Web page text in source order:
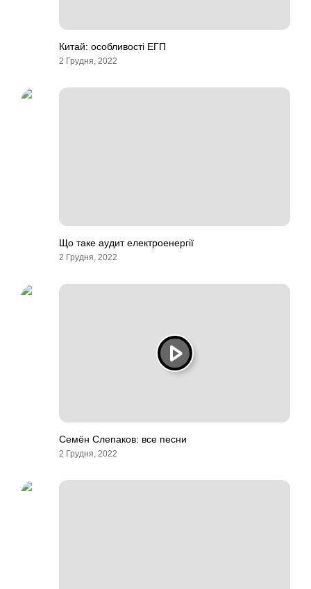
Китай: особливості ЕГП
2 Грудня, 2022
Що таке аудит електроенергії
2 Грудня, 2022
Семён Слепаков: все песни
2 Грудня, 2022